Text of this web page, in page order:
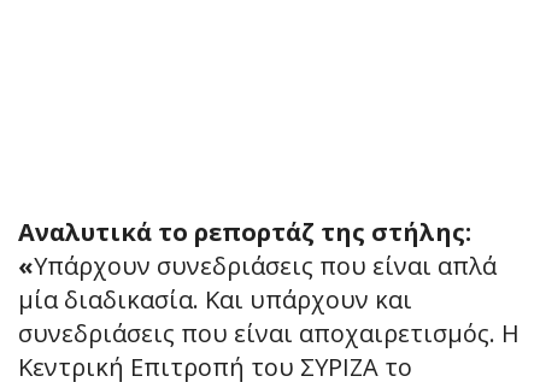
Αναλυτικά το ρεπορτάζ της στήλης:
«Υπάρχουν συνεδριάσεις που είναι απλά
μία διαδικασία. Και υπάρχουν και
συνεδριάσεις που είναι αποχαιρετισμός. Η
Κεντρική Επιτροπή του ΣΥΡΙΖΑ το